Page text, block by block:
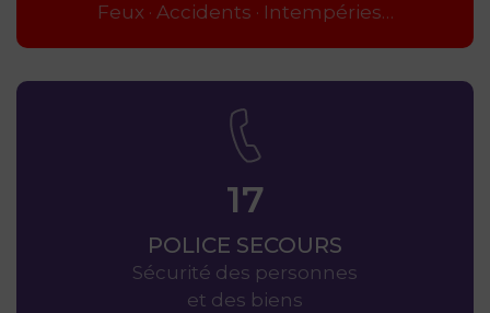
Feux · Accidents · Intempéries…
17
POLICE SECOURS
Sécurité des personnes
et des biens